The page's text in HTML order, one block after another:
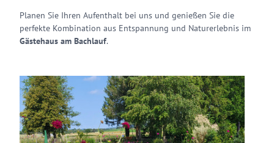
Planen Sie Ihren Aufenthalt bei uns und genießen Sie die
perfekte Kombination aus Entspannung und Naturerlebnis im
Gästehaus am Bachlauf.